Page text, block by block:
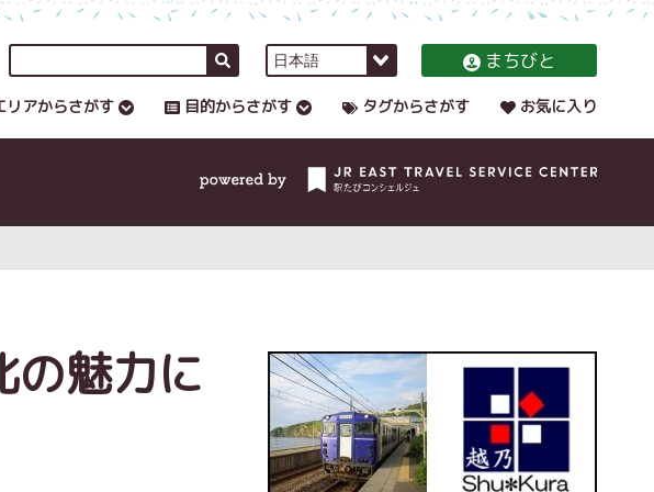
まちびと
リアからさがす 目的からさがす タグからさがす お気に入り
の魅力に